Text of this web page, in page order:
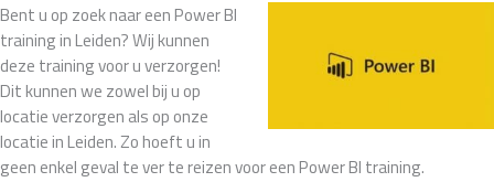
Bent u op zoek naar een Power BI
training in Leiden? Wij kunnen
deze training voor u verzorgen!
Dit kunnen we zowel bij u op
locatie verzorgen als op onze
locatie in Leiden. Zo hoeft u in
geen enkel geval te ver te reizen voor een Power BI training.